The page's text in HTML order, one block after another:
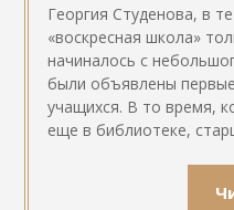
Георгия Студенова, в
«воскресная школа»
начиналось с
были объявлены
учащихся. В то время,
еще в библиотеке,